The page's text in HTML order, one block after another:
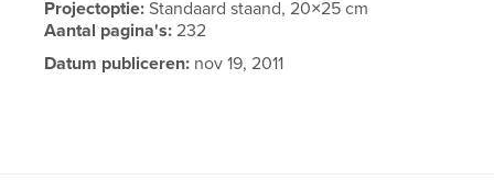
Projectoptie:Standaard staand, 20×25 cm
Aantal pagina's:232
Datum publiceren: nov 19, 2011